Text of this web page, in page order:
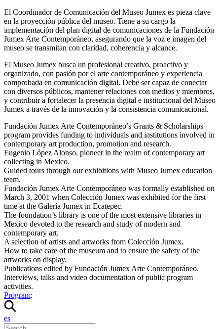
El Coordinador de Comunicación del Museo Jumex es pieza clave
en la proyección pública del museo. Tiene a su cargo la
implementación del plan digital de comunicaciones de la Fundación
Jumex Arte Contemporáneo, asegurando que la voz e imagen del
museo se transmitan con claridad, coherencia y alcance.
El Museo Jumex busca un profesional creativo, proactivo y
organizado, con pasión por el arte contemporáneo y experiencia
comprobada en comunicación digital. Debe ser capaz de conectar
con diversos públicos, mantener relaciones con medios y miembros,
y contribuir a fortalecer la presencia digital e institucional del Museo
Jumex a través de la innovación y la consistencia comunicacional.
Fundación Jumex Arte Contemporáneo’s Grants & Scholarships
program provides funding to individuals and institutions involved in
contemporary art production, promotion and research.
Eugenio López Alonso, pioneer in the realm of contemporary art
collecting in Mexico.
Guided tours through our exhibitions with Museo Jumex education
team.
Fundación Jumex Arte Contemporáneo was formally established on
March 3, 2001 when Colección Jumex was exhibited for the first
time at the Galería Jumex in Ecatepec.
The foundation’s library is one of the most extensive libraries in
Mexico devoted to the research and study of modern and
contemporary art.
A selection of artists and artworks from Colección Jumex.
How to take care of the museum and to ensure the safety of the
artworks on display.
Publications edited by Fundación Jumex Arte Contemporáneo.
Interviews, talks and video documentation of public program
activities.
Program:
es